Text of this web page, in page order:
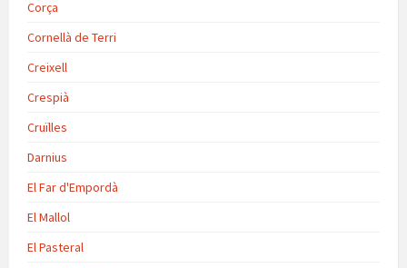
Corça
Cornellà de Terri
Creixell
Crespià
Cruïlles
Darnius
El Far d'Empordà
El Mallol
El Pasteral